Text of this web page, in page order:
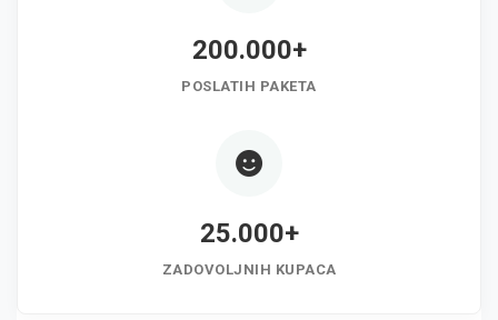
200.000+
POSLATIH PAKETA
25.000+
ZADOVOLJNIH KUPACA